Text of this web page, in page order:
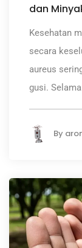
dan
Kesehatan
secara
aureus
gusi.
By